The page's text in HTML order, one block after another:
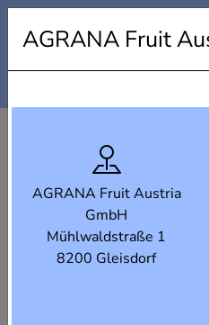
AGRANA Fruit
AGRANA Fruit Austria
GmbH
Mühlwaldstraße 1
8200 Gleisdorf